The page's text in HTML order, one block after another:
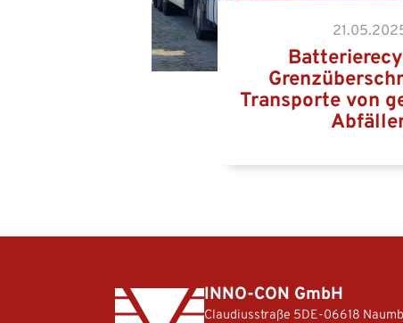
Gefahrgut-LKW auf dem Weg zum
Transporte von
INNO-CON GmbH
Claudiusstraße 5DE-06618